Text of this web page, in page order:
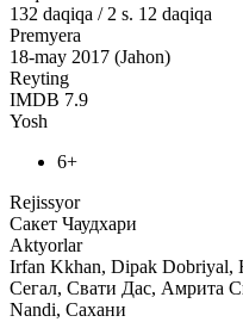
132 daqiqa / 2 s. 12 daqiqa
Premyera
18-may 2017 (Jahon)
Reyting
IMDB 7.9
Yosh
6+
Rejissyor
Сакет Чаудхари
Aktyorlar
Irfan Kkhan, Dipak
Сегал, Свати Дас, Амрита
Nandi, Сахани